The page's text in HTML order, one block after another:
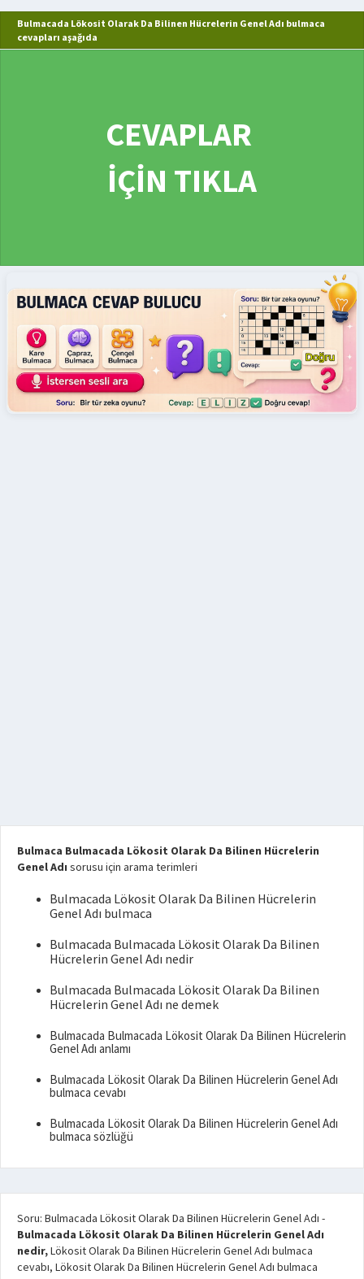
Bulmacada Lökosit Olarak Da Bilinen Hücrelerin Genel Adı bulmaca
cevapları aşağıda
CEVAPLAR
İÇİN TIKLA
Bulmaca Bulmacada Lökosit Olarak Da Bilinen Hücrelerin
Genel Adı sorusu için arama terimleri
Bulmacada Lökosit Olarak Da Bilinen Hücrelerin
Genel Adı bulmaca
Bulmacada Bulmacada Lökosit Olarak Da Bilinen
Hücrelerin Genel Adı nedir
Bulmacada Bulmacada Lökosit Olarak Da Bilinen
Hücrelerin Genel Adı ne demek
Bulmacada Bulmacada Lökosit Olarak Da Bilinen Hücrelerin
Genel Adı anlamı
Bulmacada Lökosit Olarak Da Bilinen Hücrelerin Genel Adı
bulmaca cevabı
Bulmacada Lökosit Olarak Da Bilinen Hücrelerin Genel Adı
bulmaca sözlüğü
Soru: Bulmacada Lökosit Olarak Da Bilinen Hücrelerin Genel Adı -
Bulmacada Lökosit Olarak Da Bilinen Hücrelerin Genel Adı
nedir,Lökosit Olarak Da Bilinen Hücrelerin Genel Adı bulmaca
cevabı, Lökosit Olarak Da Bilinen Hücrelerin Genel Adı bulmaca